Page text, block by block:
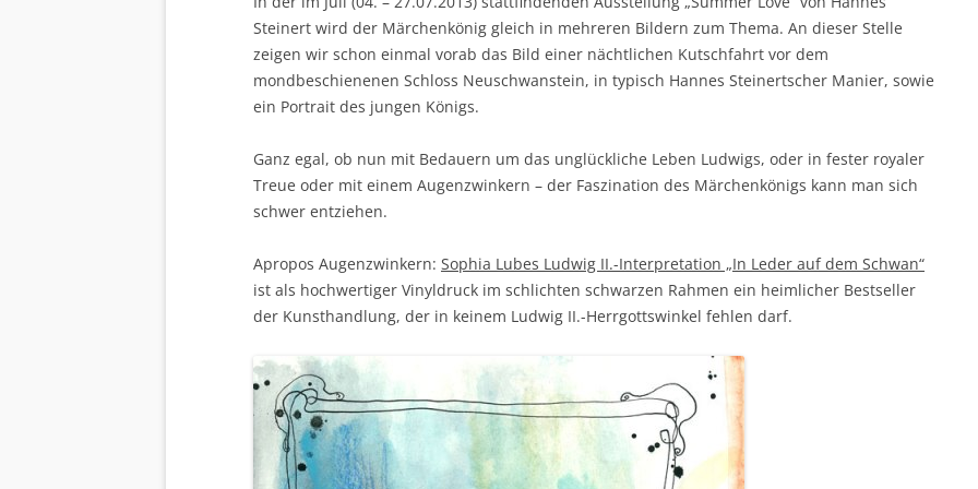
Steinert wird der Märchenkönig gleich in mehreren Bildern zum Thema. An dieser Stelle
zeigen wir schon einmal vorab das Bild einer nächtlichen Kutschfahrt vor dem
mondbeschienenen Schloss Neuschwanstein, in typisch Hannes Steinertscher Manier, sowie
ein Portrait des jungen Königs.
Ganz egal, ob nun mit Bedauern um das unglückliche Leben Ludwigs, oder in fester royaler
Treue oder mit einem Augenzwinkern – der Faszination des Märchenkönigs kann man sich
schwer entziehen.
Apropos Augenzwinkern: Sophia Lubes Ludwig II.-Interpretation „In Leder auf dem Schwan“
ist als hochwertiger Vinyldruck im schlichten schwarzen Rahmen ein heimlicher Bestseller
der Kunsthandlung, der in keinem Ludwig II.-Herrgottswinkel fehlen darf.